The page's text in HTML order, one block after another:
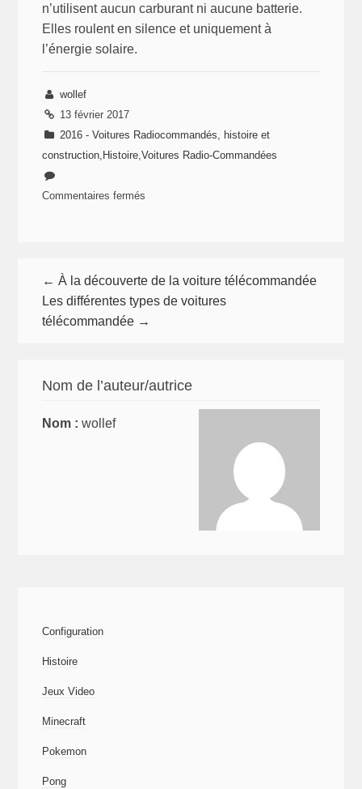
n’utilisent aucun carburant ni aucune batterie.
Elles roulent en silence et uniquement à
l’énergie solaire.
wollef
13 février 2017
2016 - Voitures Radiocommandés, histoire et
construction Histoire ,Voitures Radio-Commandées
Commentaires fermés
voiture
télécommandée
← À la découverte de la voiture télécommandée
Les différentes types de voitures
télécommandée →
Nom de l’auteur/autrice
Nom : wollef
Configuration
Histoire
Jeux Video
Minecraft
Pokemon
Pong